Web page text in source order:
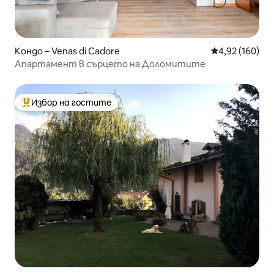
Кондо – Venas di Cadore Средна
4,92 (160)
Апартамент в сърцето на Доломитите
Най-популярен избор на гостите
Избор на гостите